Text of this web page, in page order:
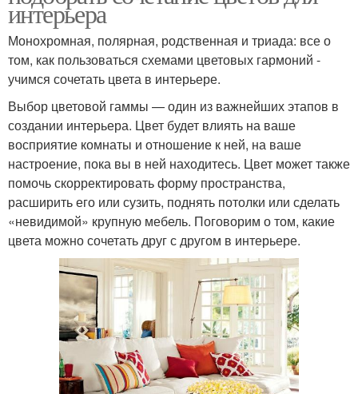
интерьера
Монохромная, полярная, родственная и триада: все о
том, как пользоваться схемами цветовых гармоний -
учимся сочетать цвета в интерьере.
Выбор цветовой гаммы — один из важнейших этапов в
создании интерьера. Цвет будет влиять на ваше
восприятие комнаты и отношение к ней, на ваше
настроение, пока вы в ней находитесь. Цвет может также
помочь скорректировать форму пространства,
расширить его или сузить, поднять потолки или сделать
«невидимой» крупную мебель. Поговорим о том, какие
цвета можно сочетать друг с другом в интерьере.